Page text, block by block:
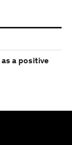
a positive